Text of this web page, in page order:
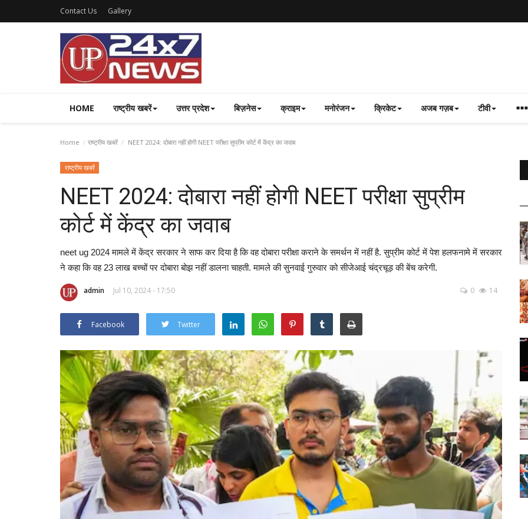
Contact Us Gallery
HOME राष्ट्रीय खबरें उत्तर प्रदेश बिज़नेस क्राइम मनोरंजन क्रिकेट अजब गज़ब टीवी
Home राष्ट्रीय खबरें NEET 2024: दोबारा नहीं होगी NEET परीक्षा सुप्रीम कोर्ट में केंद्र का जवाब
राष्ट्रीय खबरें
NEET 2024: दोबारा नहीं होगी NEET परीक्षा सुप्रीम
कोर्ट में केंद्र का जवाब
neet ug 2024 मामले में केंद्र सरकार ने साफ कर दिया है क‍ि वह दोबारा परीक्षा कराने के समर्थन में नहीं है. सुप्रीम कोर्ट में पेश हलफनामे में सरकार
ने कहा क‍ि वह 23 लाख बच्‍चों पर दोबारा बोझ नहीं डालना चाहती. मामले की सुनवाई गुरुवार को सीजेआई चंद्रचूड़ की बेंच करेगी.
admin Jul 10, 2024 - 17:50 0 14
Facebook Twitter